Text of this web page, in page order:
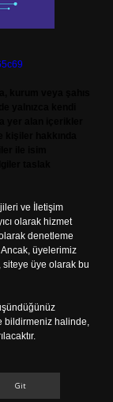
ve İletişim
olarak hizmet
denetleme
üyelerimiz
siteye üye olarak bu
bildirmeniz halinde,